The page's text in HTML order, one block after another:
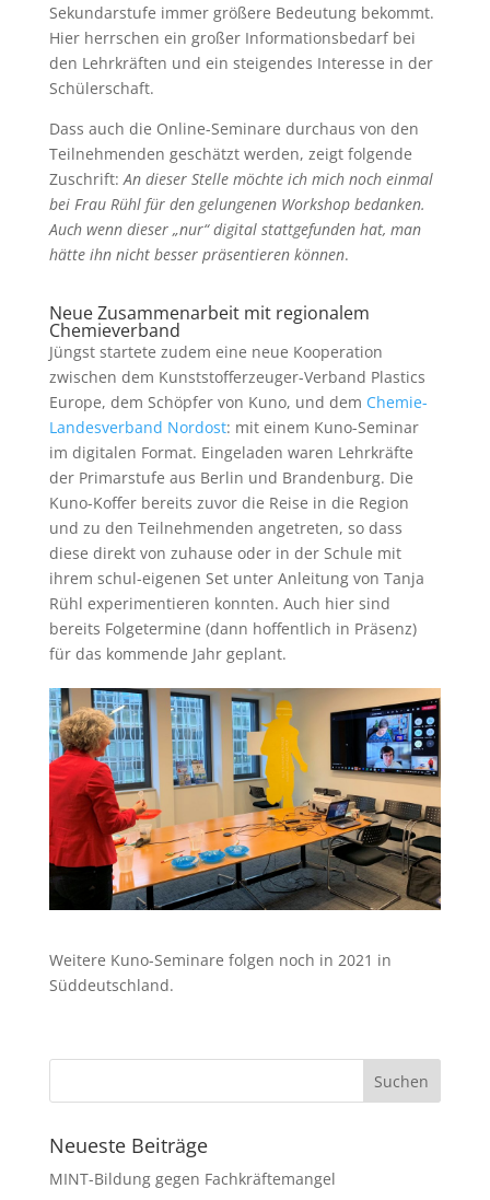
Sekundarstufe immer größere Bedeutung bekommt.
Hier herrschen ein großer Informationsbedarf bei
den Lehrkräften und ein steigendes Interesse in der
Schülerschaft.
Dass auch die Online-Seminare durchaus von den
Teilnehmenden geschätzt werden, zeigt folgende
Zuschrift:An dieser Stelle möchte ich mich noch einmal
bei Frau Rühl für den gelungenen Workshop bedanken.
Auch wenn dieser „nur“ digital stattgefunden hat, man
hätte ihn nicht besser präsentieren können.
Neue Zusammenarbeit mit regionalem
Chemieverband
Jüngst startete zudem eine neue Kooperation
zwischen dem Kunststofferzeuger-Verband Plastics
Europe, dem Schöpfer von Kuno, und dem Chemie-
Landesverband Nordost: mit einem Kuno-Seminar
im digitalen Format. Eingeladen waren Lehrkräfte
der Primarstufe aus Berlin und Brandenburg. Die
Kuno-Koffer bereits zuvor die Reise in die Region
und zu den Teilnehmenden angetreten, so dass
diese direkt von zuhause oder in der Schule mit
ihrem schul-eigenen Set unter Anleitung von Tanja
Rühl experimentieren konnten. Auch hier sind
bereits Folgetermine (dann hoffentlich in Präsenz)
für das kommende Jahr geplant.
Weitere Kuno-Seminare folgen noch in 2021 in
Süddeutschland.
Neueste Beiträge
MINT-Bildung gegen Fachkräftemangel